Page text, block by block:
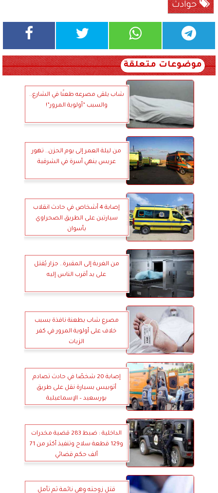
حوادث
موضوعات متعلقة
شاب يلقى مصرعه طعنًا في الشارع..
والسبب ”أولوية المرور”!
من ليلة العمر إلى يوم الحزن.. تهور
عريس ينهي أسرة في الشرقية
إصابة 4 أشخاص في حادث انقلاب
سيارتين على الطريق الصحراوي
بأسوان
من الغربة إلى المقبرة.. جزار يُقتل
على يد أقرب الناس إليه
مصرع شاب بطعنة نافذة بسبب
خلاف على أولوية المرور في كفر
الزيات
إصابة 20 شخصًا في حادث تصادم
أتوبيس بسيارة نقل على طريق
بورسعيد – الإسماعيلية
الداخلية : ضبط 283 قضية مخدرات
و129 قطعة سلاح وتنفيذ أكثر من 71
ألف حكم قضائي
قتل زوجته وهي نائمة ثم تأمل